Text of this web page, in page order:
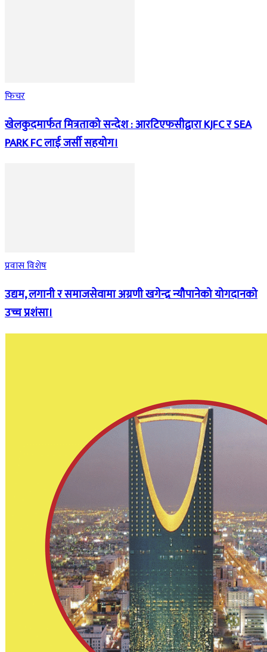
फिचर
खेलकुदमार्फत मित्रताको सन्देश : आरटिएफसीद्वारा KJFC र SEA
PARK FC लाई जर्सी सहयोग।
प्रवास विशेष
उद्यम, लगानी र समाजसेवामा अग्रणी खगेन्द्र न्यौपानेको योगदानको
उच्च प्रशंसा।